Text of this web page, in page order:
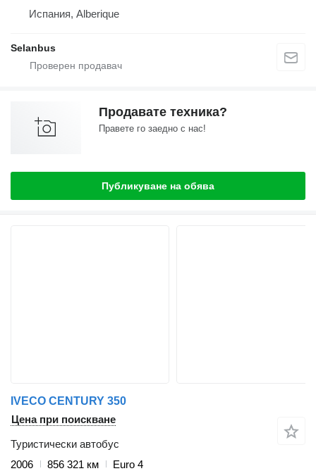
Испания, Alberique
Selanbus
Продавате техника?
Правете го заедно с нас!
Публикуване на обява
IVECO CENTURY 350
Цена при поискване
Туристически автобус
2006
856 321 км
Euro 4